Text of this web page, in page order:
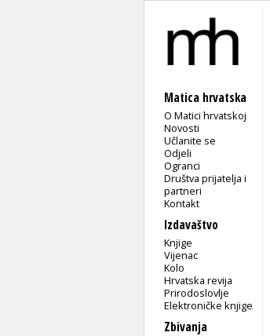
Matica hrvatska
O Matici hrvatskoj
Novosti
Učlanite se
Odjeli
Ogranci
Društva prijatelja i
partneri
Kontakt
Izdavaštvo
Knjige
Vijenac
Kolo
Hrvatska revija
Prirodoslovlje
Elektroničke knjige
Zbivanja